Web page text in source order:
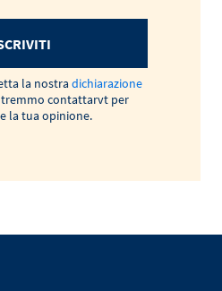
la nostra dichiarazione
contattarvt per
la tua opinione.